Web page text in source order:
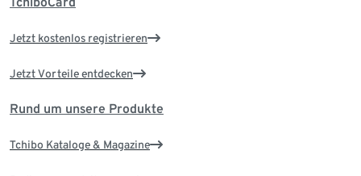
Jetzt kostenlos registrieren
Jetzt Vorteile entdecken
Rund um unsere Produkte
Tchibo Kataloge & Magazine